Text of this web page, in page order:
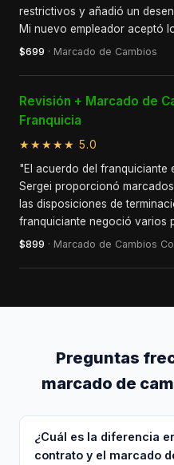
restrictivos y añadió un
Mi nuevo empleador aceptó
$699 · Marcado de Cambios
Revisión + Marcado de
Franquicia
★★★★★ 5.0
"El acuerdo del franquiciante
Sergei proporcionó
las disposiciones de
franquiciante negoció varios
$899 · Marcado de Cambios
Preguntas
marcado de
¿Cuál es la diferencia
contrato y el marcado